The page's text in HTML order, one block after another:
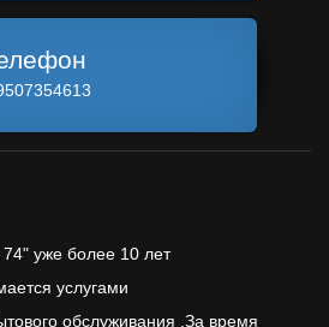
уже более 10 лет
услугами
обслуживания .За время